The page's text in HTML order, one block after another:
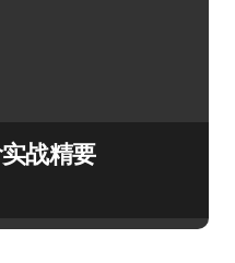
战精要